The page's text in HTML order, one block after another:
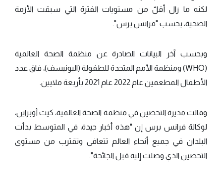
لكنه ما زال أقلّ من مستويات الفترة التي سبقت الأزمة
الصحية، بحسب "فرانس برس".
وبحسب آخر البيانات الصادرة عن منظمة الصحة العالمية
(WHO) ومنظمة الأمم المتحدة للطفولة (اليونيسف)، فاق عدد
الأطفال المطعمين عام 2022 عام 2021 بأربعة ملايين.
وقالت مديرة التحصين في منظمة الصحة العالمية، كيت أوبراين،
لوكالة فرانس برس إن "هذه أخبار جيدة، في المتوسط بدأت
البلدان في جميع أنحاء العالم تتعافى وتقترب من مستوى
التحصين الذي وصلت إليه قبل الجائحة".